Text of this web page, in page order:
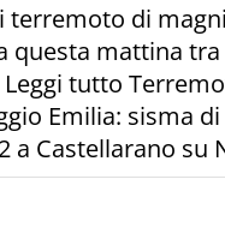
terremoto di
questa mattina
Leggi tutto
Emilia: sisma di
a Castellarano su